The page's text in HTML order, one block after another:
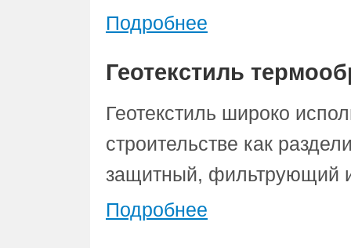
Подробнее
Геотекстиль
Геотекстиль широко
строительстве как
защитный, фильтрующий
Подробнее